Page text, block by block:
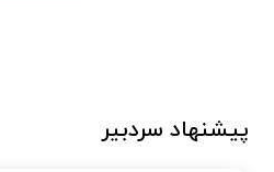
پیشنهاد سردبیر